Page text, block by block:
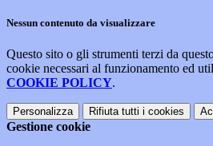
Nessun contenuto da visualizzare
Questo sito o gli strumenti terzi da
cookie necessari al funzionamento ed
COOKIE POLICY.
Personalizza Rifiuta tutti i cookies
Gestione cookie